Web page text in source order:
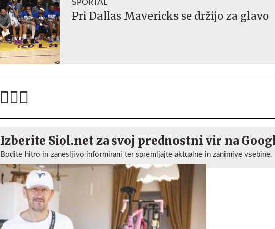
SPORTAL
Pri Dallas Mavericks se držijo za glavo
Izberite Siol.net za svoj prednostni vir na
Bodite hitro in zanesljivo informirani ter spremljajte aktualne in zanimive vsebine.